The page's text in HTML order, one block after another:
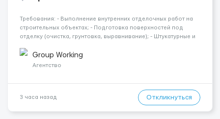
Требования: - Выполнение внутренних отделочных работ на
строительных объектах; - Подготовка поверхностей под
отделку (очистка, грунтовка, выравнивание); - Штукатурные и
(стены, перегородки, потолки); - Укладка плитки на стены и п...
Group Working
Агентство
3 часа назад Откликнуться